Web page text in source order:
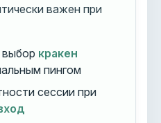
важен при
кракен
пингом
сессии при